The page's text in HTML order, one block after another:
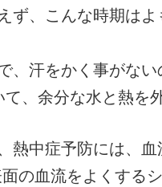
ず、こんな時期は
、汗をかく事がない
て、余分な水と熱を
熱中症予防には、
の血流をよくする